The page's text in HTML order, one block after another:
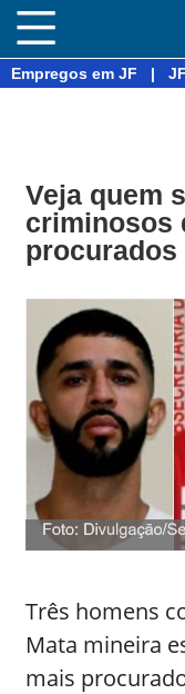
Empregos em JF |
Veja quem
criminosos
procurados
Três homens
Mata mineira
mais